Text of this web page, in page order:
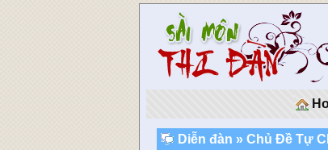
Diễn đàn »Chủ Ðề Tự